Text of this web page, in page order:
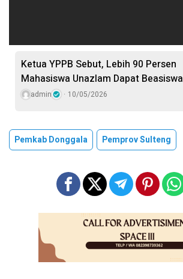
Ketua YPPB Sebut, Lebih 90 Persen
Mahasiswa Unazlam Dapat Beasiswa
admin 10/05/2026
Pemkab Donggala Pemprov Sulteng